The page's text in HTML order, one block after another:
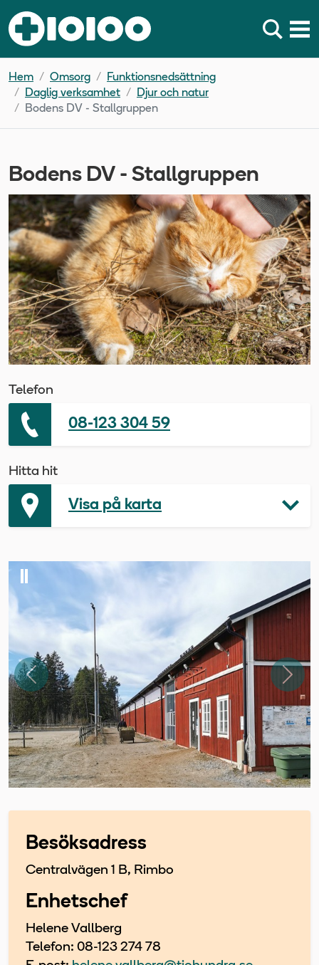
Hem Omsorg
Funktionsnedsättning
Daglig verksamhet
Djur och natur
Bodens DV - Stallgruppen
Bodens DV - Stallgruppen
Telefon
08-123 304 59
Hitta hit
Visa på karta
Föregående
Besöksadress
Centralvägen 1 B, Rimbo
Enhetschef
Helene Vallberg
Telefon: 08-123 274 78